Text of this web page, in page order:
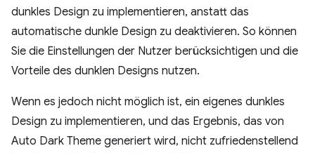
dunkles Design zu implementieren, anstatt das
automatische dunkle Design zu deaktivieren. So können
Sie die Einstellungen der Nutzer berücksichtigen und die
Vorteile des dunklen Designs nutzen.
Wenn es jedoch nicht möglich ist, ein eigenes dunkles
Design zu implementieren, und das Ergebnis, das von
Auto Dark Theme generiert wird, nicht zufriedenstellend